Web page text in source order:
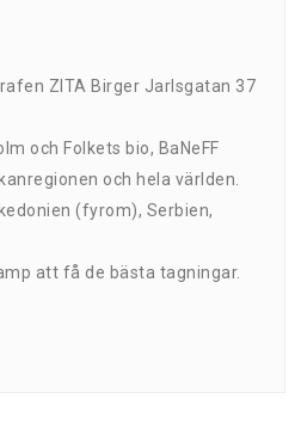
ZITA Birger Jarlsgatan 37
och Folkets bio, BaNeFF
och hela världen.
(fyrom), Serbien,
att få de bästa tagningar.